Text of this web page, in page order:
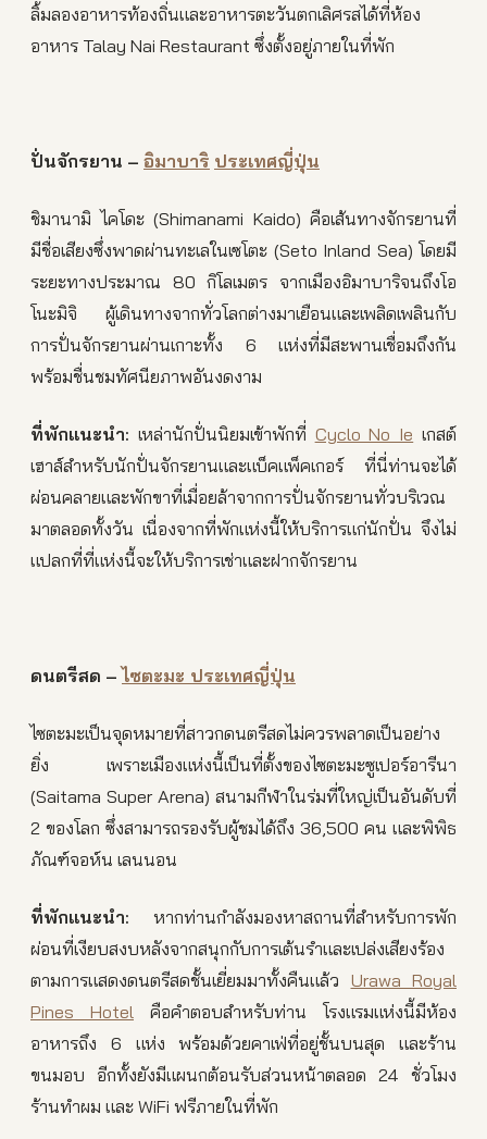
ลิ้มลองอาหารท้องถิ่นและอาหารตะวันตกเลิศรสได้ที่ห้อง
อาหาร Talay Nai Restaurant ซึ่งตั้งอยู่ภายในที่พัก
ปั่นจักรยาน – อิมาบาริ ประเทศญี่ปุ่น
ชิมานามิ ไคโดะ (Shimanami Kaido) คือเส้นทางจักรยานที่
มีชื่อเสียงซึ่งพาดผ่านทะเลในเซโตะ (Seto Inland Sea) โดยมี
ระยะทางประมาณ 80 กิโลเมตร จากเมืองอิมาบาริจนถึงโอ
โนะมิจิ ผู้เดินทางจากทั่วโลกต่างมาเยือนและเพลิดเพลินกับ
การปั่นจักรยานผ่านเกาะทั้ง 6 แห่งที่มีสะพานเชื่อมถึงกัน
พร้อมชื่นชมทัศนียภาพอันงดงาม
ที่พักแนะนำ: เหล่านักปั่นนิยมเข้าพักที่ Cyclo No Ie เกสต์
เฮาส์สำหรับนักปั่นจักรยานและแบ็คแพ็คเกอร์ ที่นี่ท่านจะได้
ผ่อนคลายและพักขาที่เมื่อยล้าจากการปั่นจักรยานทั่วบริเวณ
มาตลอดทั้งวัน เนื่องจากที่พักแห่งนี้ให้บริการแก่นักปั่น จึงไม่
แปลกที่ที่แห่งนี้จะให้บริการเช่าและฝากจักรยาน
ดนตรีสด – ไซตะมะ ประเทศญี่ปุ่น
ไซตะมะเป็นจุดหมายที่สาวกดนตรีสดไม่ควรพลาดเป็นอย่าง
ยิ่ง เพราะเมืองแห่งนี้เป็นที่ตั้งของไซตะมะซูเปอร์อารีนา
(Saitama Super Arena) สนามกีฬาในร่มที่ใหญ่เป็นอันดับที่
2 ของโลก ซึ่งสามารถรองรับผู้ชมได้ถึง 36,500 คน และพิพิธ
ภัณฑ์จอห์น เลนนอน
ที่พักแนะนำ: หากท่านกำลังมองหาสถานที่สำหรับการพัก
ผ่อนที่เงียบสงบหลังจากสนุกกับการเต้นรำและเปล่งเสียงร้อง
ตามการแสดงดนตรีสดชั้นเยี่ยมมาทั้งคืนแล้ว Urawa Royal
Pines Hotel คือคำตอบสำหรับท่าน โรงแรมแห่งนี้มีห้อง
อาหารถึง 6 แห่ง พร้อมด้วยคาเฟ่ที่อยู่ชั้นบนสุด และร้าน
ขนมอบ อีกทั้งยังมีแผนกต้อนรับส่วนหน้าตลอด 24 ชั่วโมง
ร้านทำผม และ WiFi ฟรีภายในที่พัก